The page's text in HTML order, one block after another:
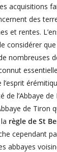
acquisitions
des
et rentes.
considérer que
nombreuses
de l’Abbaye de
de Tiron
règle de St
cependant
abbayes